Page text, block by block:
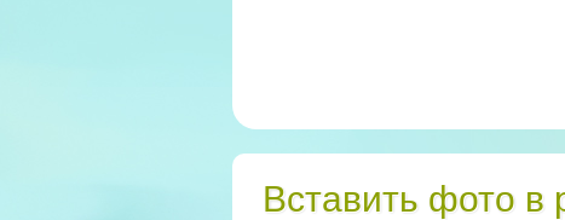
Вставить фото в